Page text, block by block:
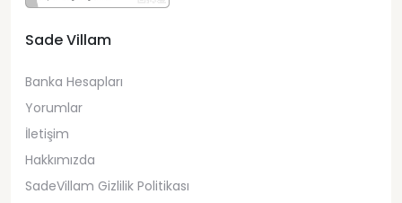
Sade Villam
Banka Hesapları
Yorumlar
İletişim
Hakkımızda
SadeVillam Gizlilik Politikası